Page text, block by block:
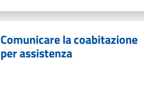
Comunicare la coabitazione
per assistenza